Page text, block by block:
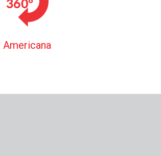
Americana